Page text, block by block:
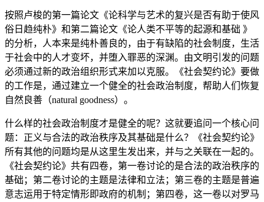
按照卢梭的第一篇论文《论科学与艺术的复兴是否有助于使风
俗日趋纯朴》和第二篇论文《论人类不平等的起源和基础 》
的分析，人本来是纯朴善良的，由于有缺陷的社会制度，生活
于社会中的人才变坏，并堕入罪恶的深渊。由文明引发的问题
必须通过新的政治组织形式来加以克服。《社会契约论》要做
的工作是，通过建立一个健全的社会政治制度，帮助人们恢复
自然良善（natural goodness）。
什么样的社会政治制度才是健全的呢？这就要追问一个核心问
题：正义与合法的政治秩序及其基础是什么？《社会契约论》
所有其他的问题均是从这里生发出来，并与之关联在一起的。
《社会契约论》共有四卷，第一卷讨论的是合法的政治秩序的
基础；第二卷讨论的主题是法律和立法；第三卷的主题是普遍
意志运用于特定情形即政府的机制；第四卷，这一卷以对罗马